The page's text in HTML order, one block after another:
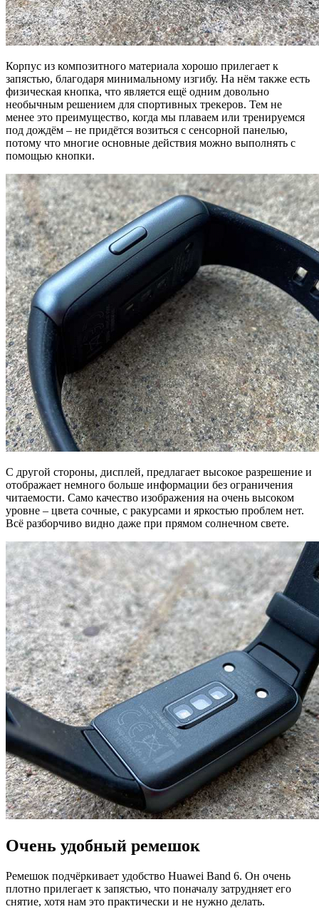
Корпус из композитного материала хорошо прилегает к
запястью, благодаря минимальному изгибу. На нём также есть
физическая кнопка, что является ещё одним довольно
необычным решением для спортивных трекеров. Тем не
менее это преимущество, когда мы плаваем или тренируемся
под дождём – не придётся возиться с сенсорной панелью,
потому что многие основные действия можно выполнять с
помощью кнопки.
С другой стороны, дисплей, предлагает высокое разрешение и
отображает немного больше информации без ограничения
читаемости. Само качество изображения на очень высоком
уровне – цвета сочные, с ракурсами и яркостью проблем нет.
Всё разборчиво видно даже при прямом солнечном свете.
Очень удобный ремешок
Ремешок подчёркивает удобство Huawei Band 6. Он очень
плотно прилегает к запястью, что поначалу затрудняет его
снятие, хотя нам это практически и не нужно делать.